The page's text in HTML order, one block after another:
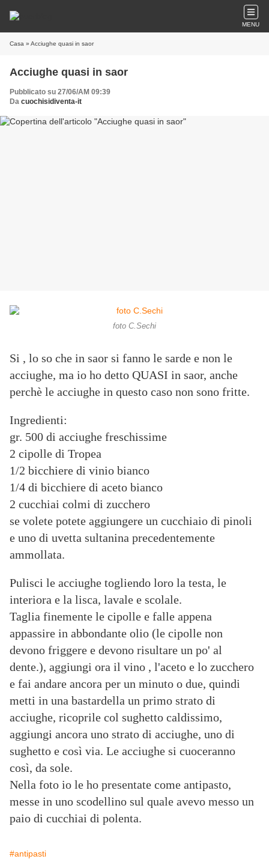
MENU
Casa » Acciughe quasi in saor
Acciughe quasi in saor
Pubblicato su 27/06/AM 09:39
Da cuochisidiventa-it
foto C.Sechi
Si , lo so che in saor si fanno le sarde e non le
acciughe, ma io ho detto QUASI in saor, anche
perchè le acciughe in questo caso non sono fritte.
Ingredienti:
gr. 500 di acciughe freschissime
2 cipolle di Tropea
1/2 bicchiere di vinio bianco
1/4 di bicchiere di aceto bianco
2 cucchiai colmi di zucchero
se volete potete aggiungere un cucchiaio di pinoli
e uno di uvetta sultanina precedentemente
ammollata.
Pulisci le acciughe togliendo loro la testa, le
interiora e la lisca, lavale e scolale.
Taglia finemente le cipolle e falle appena
appassire in abbondante olio (le cipolle non
devono friggere e devono risultare un po' al
dente.), aggiungi ora il vino , l'aceto e lo zucchero
e fai andare ancora per un minuto o due, quindi
metti in una bastardella un primo strato di
acciughe, ricoprile col sughetto caldissimo,
aggiungi ancora uno strato di acciughe, uno di
sughetto e così via. Le acciughe si cuoceranno
così, da sole.
Nella foto io le ho presentate come antipasto,
messe in uno scodellino sul quale avevo messo un
paio di cucchiai di polenta.
#antipasti